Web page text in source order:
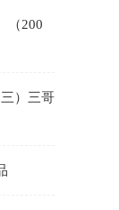
（200
）三哥